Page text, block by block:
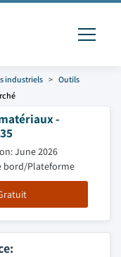
industriels
Outils
-
June 2026
bord/Plateforme